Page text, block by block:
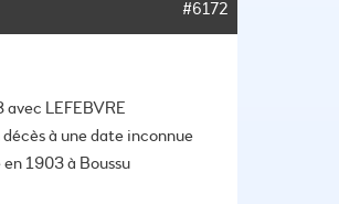
#6172
LEFEBVRE
à une date inconnue
1903 à Boussu